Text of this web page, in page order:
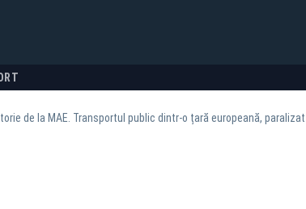
de la MAE. Transportul public dintr-o țară europeană,